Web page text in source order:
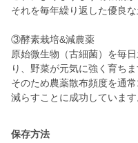
それを毎年繰り返した優良
③酵素栽培&減農薬
原始微生物（古細菌）を毎
り、野菜が元気に強く育ちま
そのため農薬散布頻度を通
保存方法